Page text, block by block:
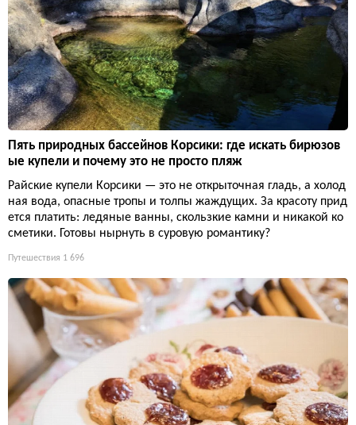
Пять природных бассейнов Корсики: где искать бирюзов
ые купели и почему это не просто пляж
Райские купели Корсики — это не открыточная гладь, а холод
ная вода, опасные тропы и толпы жаждущих. За красоту прид
ется платить: ледяные ванны, скользкие камни и никакой ко
сметики. Готовы нырнуть в суровую романтику?
Путешествия 1 696